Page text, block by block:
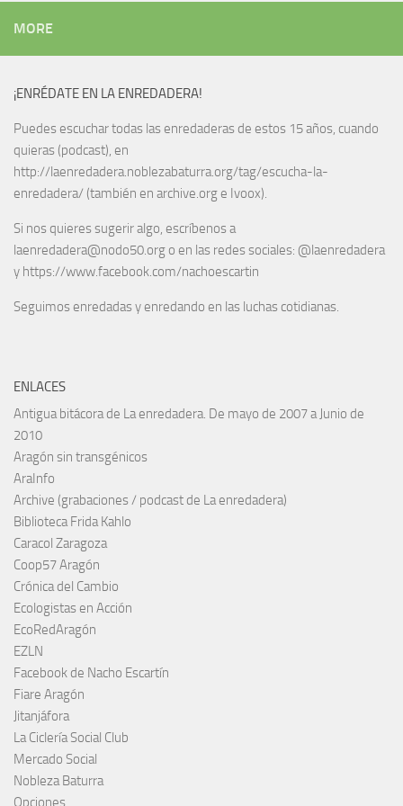
MORE
¡ENRÉDATE EN LA ENREDADERA!
Puedes escuchar todas las enredaderas de estos 15 años, cuando
quieras (podcast), en
http://laenredadera.noblezabaturra.org/tag/escucha-la-
enredadera/ (también en archive.org e Ivoox).
Si nos quieres sugerir algo, escríbenos a
laenredadera@nodo50.org o en las redes sociales: @laenredadera
y https://www.facebook.com/nachoescartin
Seguimos enredadas y enredando en las luchas cotidianas.
ENLACES
Antigua bitácora de La enredadera. De mayo de 2007 a Junio de
2010
Aragón sin transgénicos
AraInfo
Archive (grabaciones / podcast de La enredadera)
Biblioteca Frida Kahlo
Caracol Zaragoza
Coop57 Aragón
Crónica del Cambio
Ecologistas en Acción
EcoRedAragón
EZLN
Facebook de Nacho Escartín
Fiare Aragón
Jitanjáfora
La Ciclería Social Club
Mercado Social
Nobleza Baturra
Opciones